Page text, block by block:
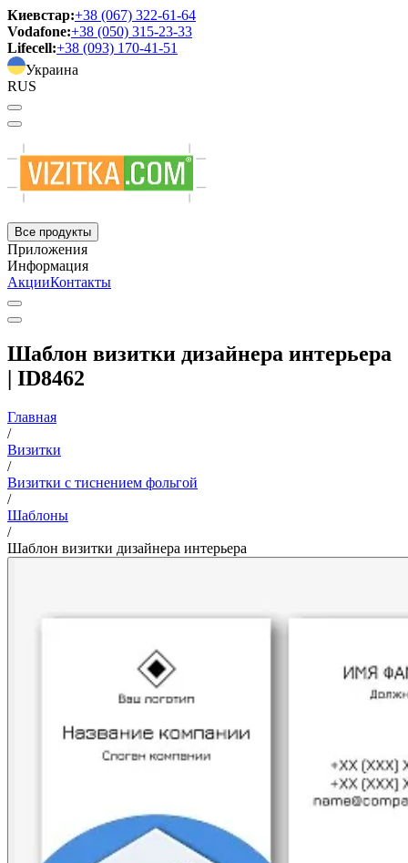
Киевстар:+38 (067) 322-61-64
Vodafone:+38 (050) 315-23-33
Lifecell:+38 (093) 170-41-51
Украина
RUS
Все продукты
Приложения
Информация
АкцииКонтакты
Шаблон визитки дизайнера интерьера
| ID8462
Главная
/
Визитки
/
Визитки с тиснением фольгой
/
Шаблоны
/
Шаблон визитки дизайнера интерьера